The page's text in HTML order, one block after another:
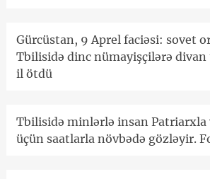
Gürcüstan, 9 Aprel faciəsi: sovet
Tbilisidə dinc nümayişçilərə divan
il ötdü
Tbilisidə minlərlə insan Patriarxla
üçün saatlarla növbədə gözləyir.